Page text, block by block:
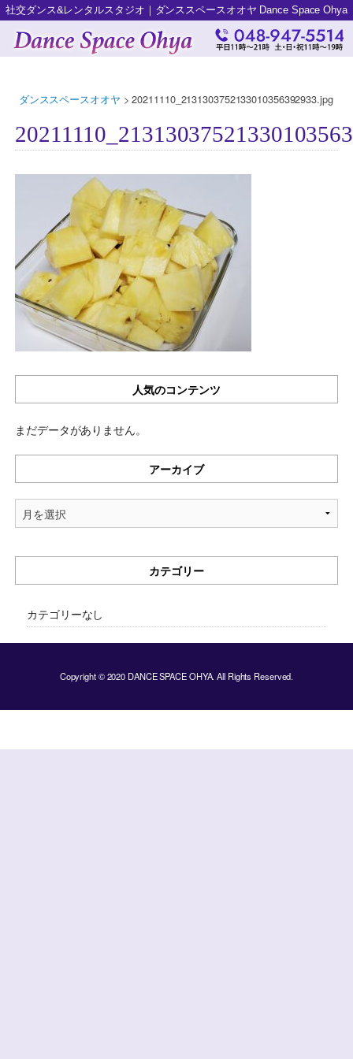
社交ダンス&レンタルスタジオ｜ダンススペースオオヤ Dance Space Ohya
ダンススペースオオヤ >20211110_2131303752133010356392933.jpg
人気のコンテンツ
まだデータがありません。
アーカイブ
ア
ー
ブ
カテゴリー
カテゴリーなし
Copyright © 2020 DANCE SPACE OHYA. All Rights Reserved.